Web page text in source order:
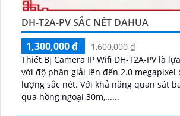
DH-T2A-PV SẮC NÉT DAHUA
1,300,000 ₫
1,600,000 ₫
Thiết Bị Camera IP Wifi DH-T2A-PV là
với độ phân giải lên đến 2.0 megapixel
lượng sắc nét. Với khả năng quan sát ban đêm thông
qua hồng ngoại 30m,......